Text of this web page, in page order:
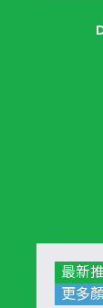
最新
更多